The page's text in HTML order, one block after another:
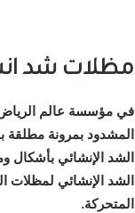
مظلات شد
في مؤسسة عالم الرياض
المشدود بمرونة مطلقة
الشد الإنشائي بأشكال
الشد الإنشائي لمظلات
المتحركة.